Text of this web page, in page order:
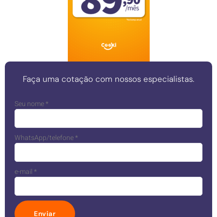
Faça uma cotação com nossos especialistas.
Seu nome*
WhatsApp/telefone*
e-mail*
Enviar